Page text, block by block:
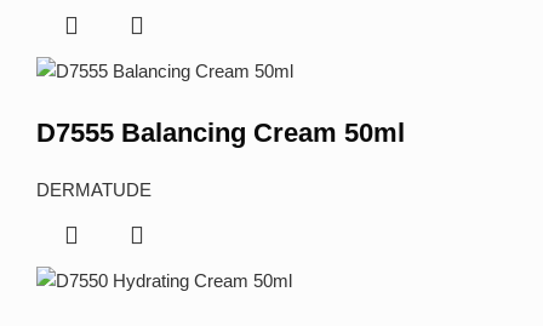
D7555 Balancing Cream 50ml
DERMATUDE